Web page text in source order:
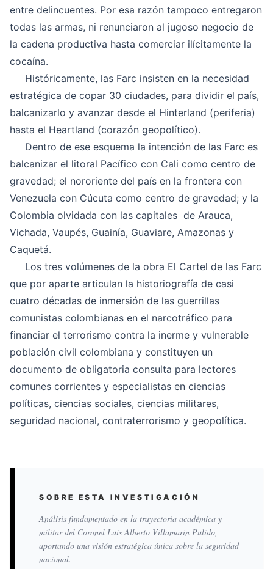
entre delincuentes. Por esa razón tampoco entregaron
todas las armas, ni renunciaron al jugoso negocio de
la cadena productiva hasta comerciar ilícitamente la
cocaína.
Históricamente, las Farc insisten en la necesidad
estratégica de copar 30 ciudades, para dividir el país,
balcanizarlo y avanzar desde el Hinterland (periferia)
hasta el Heartland (corazón geopolítico).
Dentro de ese esquema la intención de las Farc es
balcanizar el litoral Pacífico con Cali como centro de
gravedad; el nororiente del país en la frontera con
Venezuela con Cúcuta como centro de gravedad; y la
Colombia olvidada con las capitales de Arauca,
Vichada, Vaupés, Guainía, Guaviare, Amazonas y
Caquetá.
Los tres volúmenes de la obra El Cartel de las Farc
que por aparte articulan la historiografía de casi
cuatro décadas de inmersión de las guerrillas
comunistas colombianas en el narcotráfico para
financiar el terrorismo contra la inerme y vulnerable
población civil colombiana y constituyen un
documento de obligatoria consulta para lectores
comunes corrientes y especialistas en ciencias
políticas, ciencias sociales, ciencias militares,
seguridad nacional, contraterrorismo y geopolítica.
SOBRE ESTA INVESTIGACIÓN
Análisis fundamentado en la trayectoria académica y
militar del Coronel Luis Alberto Villamarin Pulido,
aportando una visión estratégica única sobre la seguridad
nacional.